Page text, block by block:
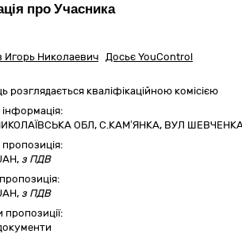
про Учасника
Николаевич Досьє YouControl
розглядається кваліфікаційною комісією
ОБЛ, С.КАМ’ЯНКА, ВУЛ ШЕВЧЕНКА
з ПДВ
з ПДВ